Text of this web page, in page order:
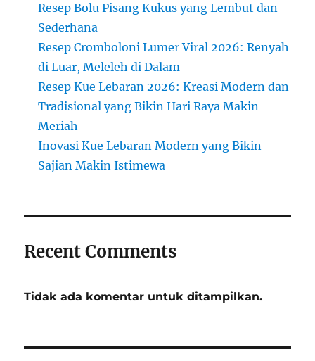
Resep Bolu Pisang Kukus yang Lembut dan
Sederhana
Resep Cromboloni Lumer Viral 2026: Renyah
di Luar, Meleleh di Dalam
Resep Kue Lebaran 2026: Kreasi Modern dan
Tradisional yang Bikin Hari Raya Makin
Meriah
Inovasi Kue Lebaran Modern yang Bikin
Sajian Makin Istimewa
Recent Comments
Tidak ada komentar untuk ditampilkan.